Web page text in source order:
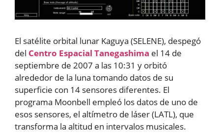
El satélite orbital lunar Kaguya (SELENE), despegó
del Centro Espacial Tanegashima el 14 de
septiembre de 2007 a las 10:31 y orbitó
alrededor de la luna tomando datos de su
superficie con 14 sensores diferentes. El
programa Moonbell empleó los datos de uno de
esos sensores, el altímetro de láser (LATL), que
transforma la altitud en intervalos musicales.